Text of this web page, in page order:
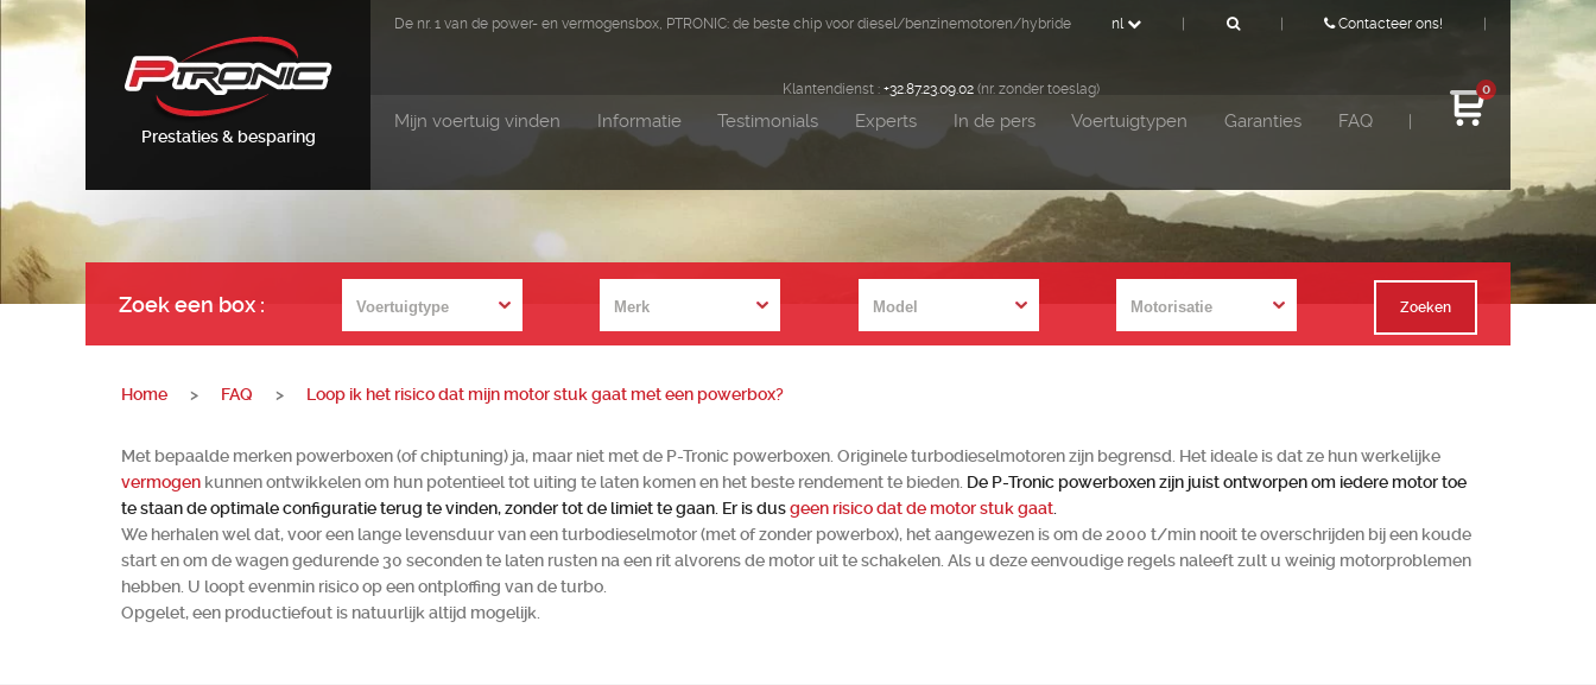
Prestaties & besparing
Mijn voertuig vinden Informatie Testimonials Experts In de pers Voertuigtypen Garanties FAQ
0
De nr. 1 van de power- en vermogensbox, PTRONIC: de beste chip voor diesel/benzinemotoren/hybride nl Contacteer ons!
Klantendienst : +32.87.23.09.02(nr. zonder toeslag)
Zoek een box : Zoeken
Home > FAQ > Loop ik het risico dat mijn motor stuk gaat met een powerbox?
Met bepaalde merken powerboxen (of chiptuning) ja, maar niet met de P-Tronic powerboxen. Originele turbodieselmotoren zijn begrensd. Het ideale is dat ze hun werkelijke
vermogen kunnen ontwikkelen om hun potentieel tot uiting te laten komen en het beste rendement te bieden. De P-Tronic powerboxen zijn juist ontworpen om iedere motor toe
te staan de optimale configuratie terug te vinden, zonder tot de limiet te gaan. Er is dusgeen risico dat de motor stuk gaat
We herhalen wel dat, voor een lange levensduur van een turbodieselmotor (met of zonder powerbox), het aangewezen is om de 2000 t/min nooit te overschrijden bij een koude
start en om de wagen gedurende 30 seconden te laten rusten na een rit alvorens de motor uit te schakelen. Als u deze eenvoudige regels naleeft zult u weinig motorproblemen
hebben. U loopt evenmin risico op een ontploffing van de turbo.
Opgelet, een productiefout is natuurlijk altijd mogelijk.